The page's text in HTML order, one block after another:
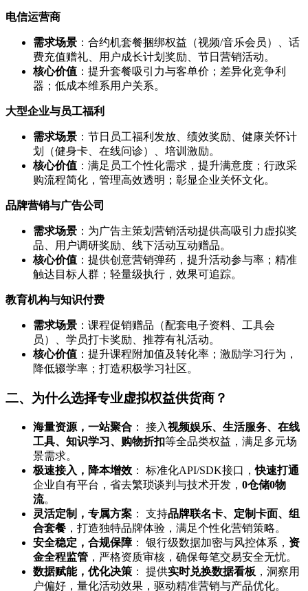
电信运营商
需求场景 ：合约机套餐捆绑权益（视频/音乐会员）、话
费充值赠礼、用户成长计划奖励、节日营销活动。
核心价值 ：提升套餐吸引力与客单价；差异化竞争利
器；低成本维系用户关系。
大型企业与员工福利
需求场景 ：节日员工福利发放、绩效奖励、健康关怀计
划（健身卡、在线问诊）、培训激励。
核心价值 ：满足员工个性化需求，提升满意度；行政采
购流程简化，管理高效透明；彰显企业关怀文化。
品牌营销与广告公司
需求场景 ：为广告主策划营销活动提供高吸引力虚拟奖
品、用户调研奖励、线下活动互动赠品。
核心价值 ：提供创意营销弹药，提升活动参与率；精准
触达目标人群；轻量级执行，效果可追踪。
教育机构与知识付费
需求场景 ：课程促销赠品（配套电子资料、工具会
员）、学员打卡奖励、推荐有礼活动。
核心价值 ：提升课程附加值及转化率；激励学习行为，
降低辍学率；打造积极学习社区。
二、为什么选择专业虚拟权益供货商？
海量资源，一站聚合 ： 接入视频娱乐、生活服务、在线
工具、知识学习、购物折扣等全品类权益，满足多元场
景需求。
极速接入，降本增效 ： 标准化API/SDK接口，快速打通
企业自有平台，省去繁琐谈判与技术开发， 0仓储0物
流。
灵活定制，专属方案 ： 支持品牌联名卡、定制卡面、组
合套餐 ，打造独特品牌体验，满足个性化营销策略。
安全稳定，合规保障： 银行级数据加密与风控体系， 资
金全程监管 ，严格资质审核，确保每笔交易安全无忧。
数据赋能，优化决策 ： 提供实时兑换数据看板 ，洞察用
户偏好，量化活动效果，驱动精准营销与产品优化。